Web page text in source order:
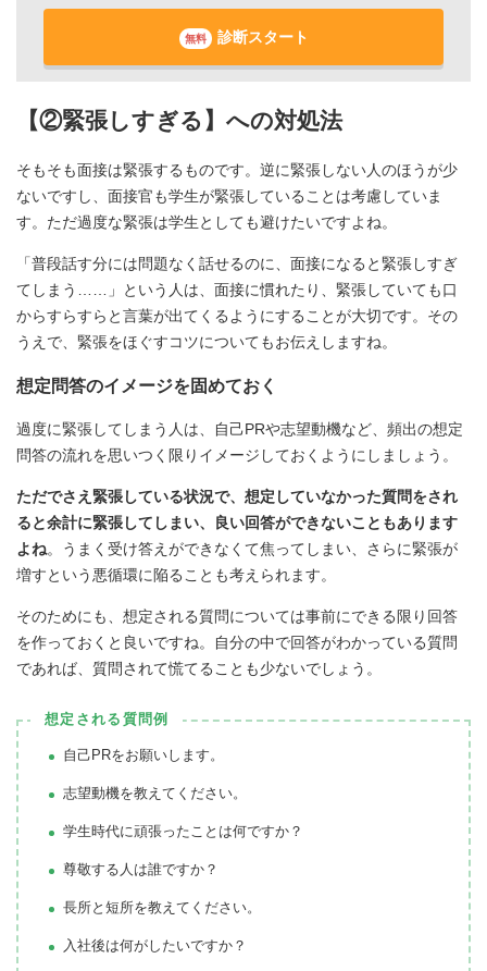
無料 診断スタート
【②緊張しすぎる】への対処法
そもそも面接は緊張するものです。逆に緊張しない人のほうが少
ないですし、面接官も学生が緊張していることは考慮していま
す。ただ過度な緊張は学生としても避けたいですよね。
「普段話す分には問題なく話せるのに、面接になると緊張しすぎ
てしまう……」という人は、面接に慣れたり、緊張していても口
からすらすらと言葉が出てくるようにすることが大切です。その
うえで、緊張をほぐすコツについてもお伝えしますね。
想定問答のイメージを固めておく
過度に緊張してしまう人は、自己PRや志望動機など、頻出の想定
問答の流れを思いつく限りイメージしておくようにしましょう。
ただでさえ緊張している状況で、想定していなかった質問をされ
ると余計に緊張してしまい、良い回答ができないこともあります
よね。うまく受け答えができなくて焦ってしまい、さらに緊張が
増すという悪循環に陥ることも考えられます。
そのためにも、想定される質問については事前にできる限り回答
を作っておくと良いですね。自分の中で回答がわかっている質問
であれば、質問されて慌てることも少ないでしょう。
想定される質問例
自己PRをお願いします。
志望動機を教えてください。
学生時代に頑張ったことは何ですか？
尊敬する人は誰ですか？
長所と短所を教えてください。
入社後は何がしたいですか？